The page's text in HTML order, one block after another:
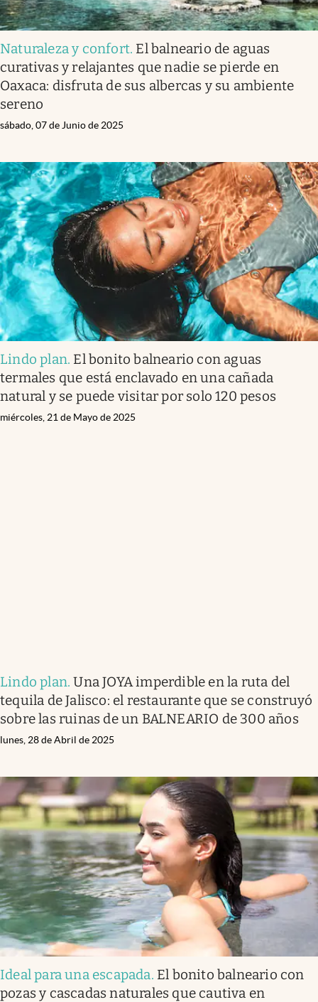
Naturaleza y confort. El balneario de aguas
curativas y relajantes que nadie se pierde en
Oaxaca: disfruta de sus albercas y su ambiente
sereno
sábado, 07 de Junio de 2025
Lindo plan. El bonito balneario con aguas
termales que está enclavado en una cañada
natural y se puede visitar por solo 120 pesos
miércoles, 21 de Mayo de 2025
Lindo plan.Una JOYA imperdible en la ruta del
tequila de Jalisco: el restaurante que se construyó
sobre las ruinas de un BALNEARIO de 300 años
lunes, 28 de Abril de 2025
Ideal para una escapada. El bonito balneario con
pozas y cascadas naturales que cautiva en